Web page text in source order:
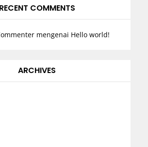
RECENT COMMENTS
mengenai Hello world!
ARCHIVES